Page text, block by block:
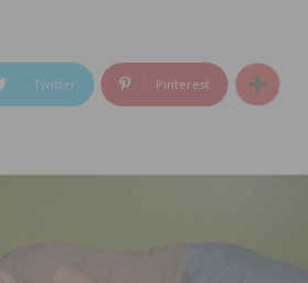
Twitter Pinterest